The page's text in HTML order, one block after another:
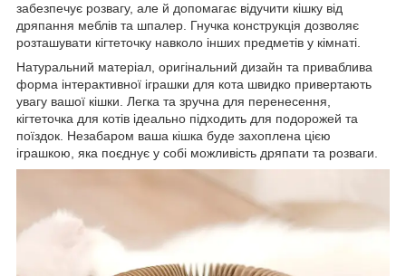
забезпечує розвагу, але й допомагає відучити кішку від
дряпання меблів та шпалер. Гнучка конструкція дозволяє
розташувати кігтеточку навколо інших предметів у кімнаті.
Натуральний матеріал, оригінальний дизайн та приваблива
форма інтерактивної іграшки для кота швидко привертають
увагу вашої кішки. Легка та зручна для перенесення,
кігтеточка для котів ідеально підходить для подорожей та
поїздок. Незабаром ваша кішка буде захоплена цією
іграшкою, яка поєднує у собі можливість дряпати та розваги.